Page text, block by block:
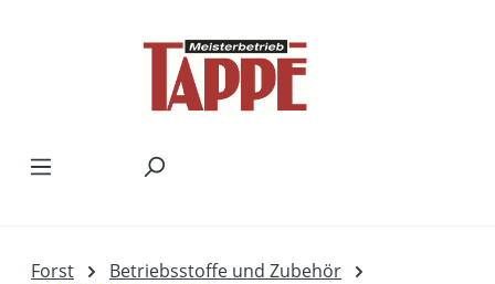
Forst
Betriebsstoffe und Zubehör